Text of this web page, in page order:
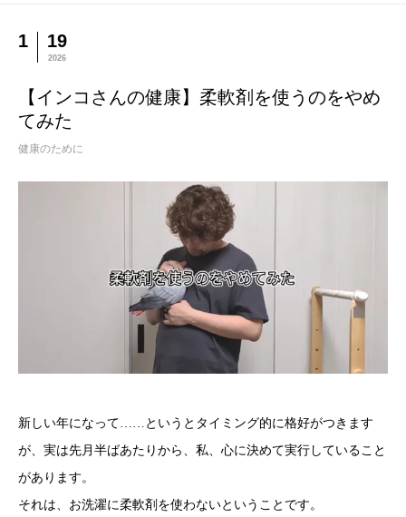
1 19
2026
【インコさんの健康】柔軟剤を使うのをやめ
てみた
健康のために
新しい年になって……というとタイミング的に格好がつきます
が、実は先月半ばあたりから、私、心に決めて実行していること
があります。
それは、お洗濯に柔軟剤を使わないということです。